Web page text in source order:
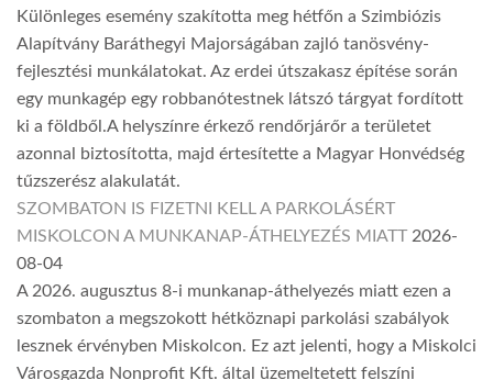
Különleges esemény szakította meg hétfőn a Szimbiózis
Alapítvány Baráthegyi Majorságában zajló tanösvény-
fejlesztési munkálatokat. Az erdei útszakasz építése során
egy munkagép egy robbanótestnek látszó tárgyat fordított
ki a földből.A helyszínre érkező rendőrjárőr a területet
azonnal biztosította, majd értesítette a Magyar Honvédség
tűzszerész alakulatát.
SZOMBATON IS FIZETNI KELL A PARKOLÁSÉRT
MISKOLCON A MUNKANAP-ÁTHELYEZÉS MIATT 2026-
08-04
A 2026. augusztus 8-i munkanap-áthelyezés miatt ezen a
szombaton a megszokott hétköznapi parkolási szabályok
lesznek érvényben Miskolcon. Ez azt jelenti, hogy a Miskolci
Városgazda Nonprofit Kft. által üzemeltetett felszíni